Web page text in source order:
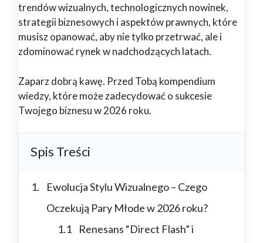
trendów wizualnych, technologicznych nowinek,
strategii biznesowych i aspektów prawnych, które
musisz opanować, aby nie tylko przetrwać, ale i
zdominować rynek w nadchodzących latach.
Zaparz dobrą kawę. Przed Tobą kompendium
wiedzy, które może zadecydować o sukcesie
Twojego biznesu w 2026 roku.
Spis Treści
Ewolucja Stylu Wizualnego – Czego
Oczekują Pary Młode w 2026 roku?
Renesans “Direct Flash” i